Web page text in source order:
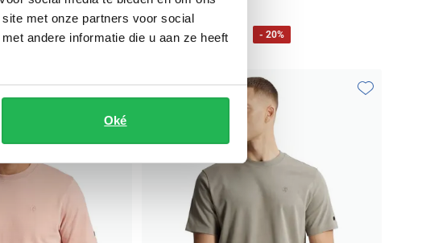
met onze partners voor social
andere informatie die u aan ze heeft
Oké
- 20% € 44,99 € 35,99 - 20%